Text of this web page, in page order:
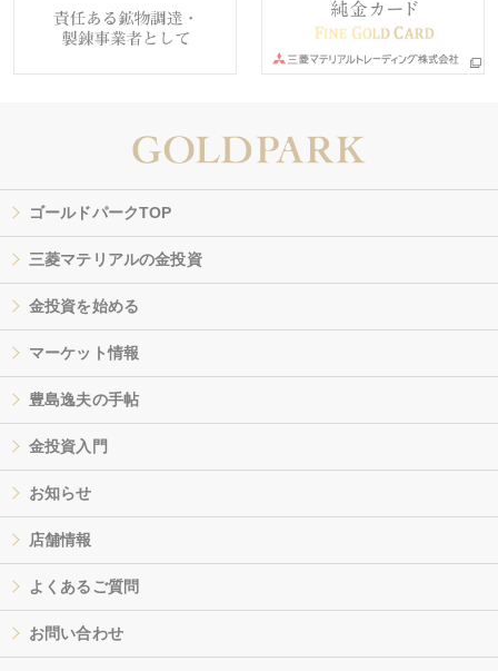
ゴールドパークTOP
三菱マテリアルの金投資
金投資を始める
マーケット情報
豊島逸夫の手帖
金投資入門
お知らせ
店舗情報
よくあるご質問
お問い合わせ